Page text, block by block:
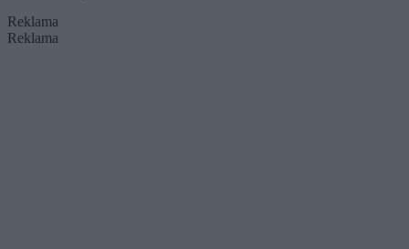
Reklama
Reklama